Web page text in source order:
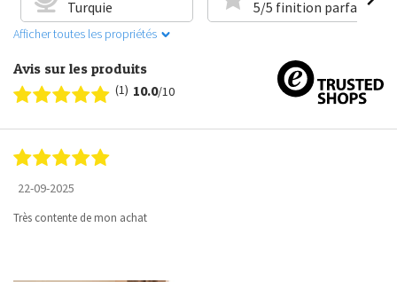
Turquie 5/5 finition parfaite
Afficher toutes les propriétés
Avis sur les produits
(1) 10.0/10
22-09-2025
Très contente de mon achat